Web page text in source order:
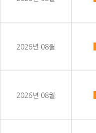
2026년 08월
2026년 08월